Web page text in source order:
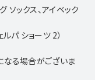
ソックス、アイベック
ルパ ショーツ 2）
る場合がございま